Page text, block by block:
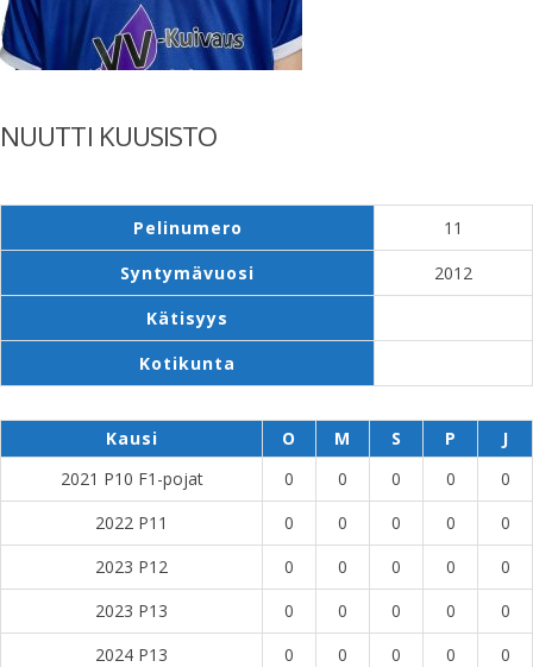
NUUTTI KUUSISTO
Pelinumero
11
Syntymävuosi
2012
Kätisyys
Kotikunta
Kausi O M S P
J
2021 P10 F1-pojat
0 0 0 0
0
2022 P11
0 0 0 0
0
2023 P12
0 0 0 0
0
2023 P13
0 0 0 0
0
2024 P13
0 0 0 0
0